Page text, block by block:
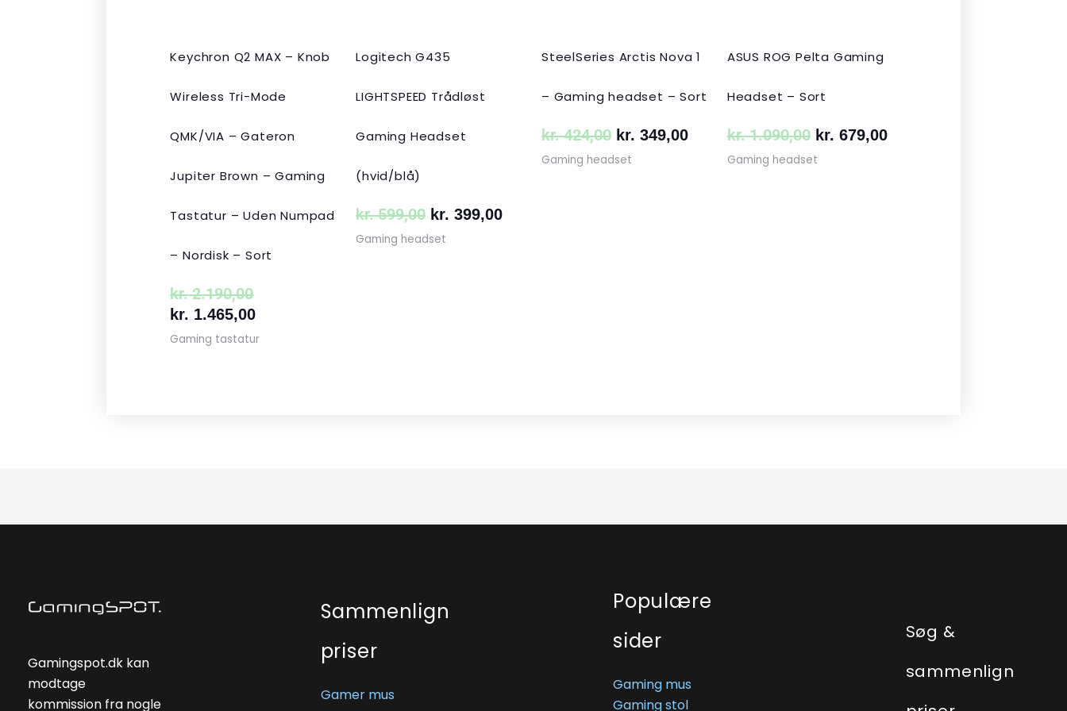
Keychron Q2 MAX – Knob
Wireless Tri-Mode
QMK/VIA – Gateron
Jupiter Brown – Gaming
Tastatur – Uden Numpad
– Nordisk – Sort
kr.2.190,00
kr. 1.465,00
Gaming tastatur
Logitech G435
LIGHTSPEED Trådløst
Gaming Headset
(hvid/blå)
kr.599,00 kr. 399,00
Gaming headset
SteelSeries Arctis Nova 1
– Gaming headset – Sort
kr.424,00 kr. 349,00
Gaming headset
ASUS ROG Pelta Gaming
Headset – Sort
kr.1.090,00 kr. 679,00
Gaming headset
Gamingspot.dk kan
modtage
kommission fra nogle
Sammenlign
priser
Gamer mus
Populære
sider
Gaming mus
Gaming stol
Søg &
sammenlign